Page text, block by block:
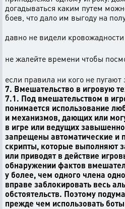
догадываться каким путем
боев, что дало им выгоду на
давно не видели
не жалейте времени чтобы
если правила ни кого не
7. Вмешательство в игровую
7.1. Под вмешательством в
понимается использование
и механизмов, дающих или
в игре или ведущих
запрещены автоматические и
скрипты, которые выполняют
или приводят в действие
обнаружении фактов
у более, чем одного члена
вправе заблокировать весь
обстоятельств. Поэтому
прежде чем использовать